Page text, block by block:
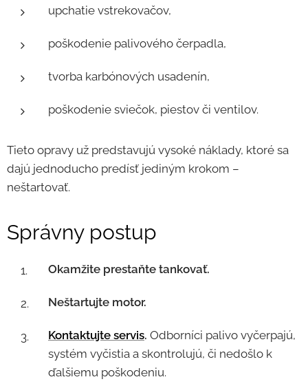
upchatie vstrekovačov,
poškodenie palivového čerpadla,
tvorba karbónových usadenín,
poškodenie sviečok, piestov či ventilov.
Tieto opravy už predstavujú vysoké náklady, ktoré sa
dajú jednoducho predísť jediným krokom –
neštartovať.
Správny postup
Okamžite prestaňte tankovať.
Neštartujte motor.
Kontaktujte servis. Odborníci palivo vyčerpajú,
systém vyčistia a skontrolujú, či nedošlo k
ďalšiemu poškodeniu.